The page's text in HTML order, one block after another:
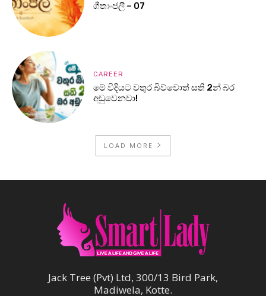
ගීතාංජලී – 07
CAREER
මේ විදියට වතුර බිව්වොත් සති 2න් බර
අඩුවෙනවා!
LOAD MORE
Jack Tree (Pvt) Ltd, 300/13 Bird Park,
Madiwela, Kotte.